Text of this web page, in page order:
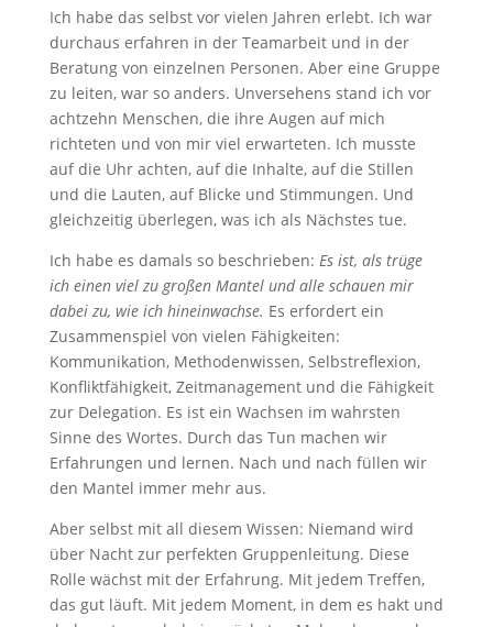
Ich habe das selbst vor vielen Jahren erlebt. Ich war
durchaus erfahren in der Teamarbeit und in der
Beratung von einzelnen Personen. Aber eine Gruppe
zu leiten, war so anders. Unversehens stand ich vor
achtzehn Menschen, die ihre Augen auf mich
richteten und von mir viel erwarteten. Ich musste
auf die Uhr achten, auf die Inhalte, auf die Stillen
und die Lauten, auf Blicke und Stimmungen. Und
gleichzeitig überlegen, was ich als Nächstes tue.
Ich habe es damals so beschrieben: Es ist, als trüge
ich einen viel zu großen Mantel und alle schauen mir
dabei zu, wie ich hineinwachse. Es erfordert ein
Zusammenspiel von vielen Fähigkeiten:
Kommunikation, Methodenwissen, Selbstreflexion,
Konfliktfähigkeit, Zeitmanagement und die Fähigkeit
zur Delegation. Es ist ein Wachsen im wahrsten
Sinne des Wortes. Durch das Tun machen wir
Erfahrungen und lernen. Nach und nach füllen wir
den Mantel immer mehr aus.
Aber selbst mit all diesem Wissen: Niemand wird
über Nacht zur perfekten Gruppenleitung. Diese
Rolle wächst mit der Erfahrung. Mit jedem Treffen,
das gut läuft. Mit jedem Moment, in dem es hakt und